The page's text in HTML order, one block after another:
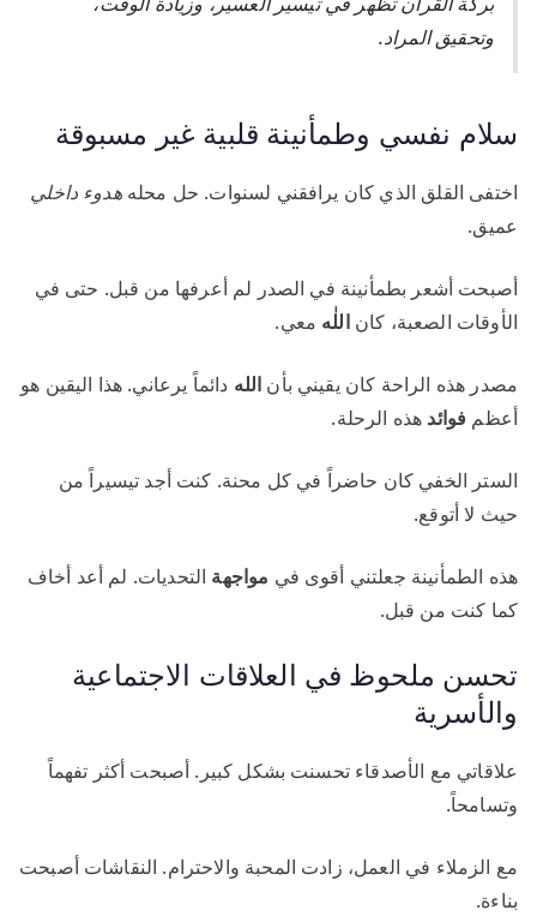
وتحقيق المراد.
سلام نفسي وطمأنينة قلبية غير مسبوقة
اختفى القلق الذي كان يرافقني لسنوات. حل محلههدوء داخلي
عميق.
أصبحت أشعر بطمأنينة في الصدر لم أعرفها من قبل. حتى في
الأوقات الصعبة، كاناللٰه معي.
مصدر هذه الراحة كان يقيني بأن الله دائماً يرعاني. هذا اليقين هو
أعظم فوائد هذه الرحلة.
الستر الخفي كان حاضراً في كل محنة. كنت أجد تيسيراً من
حيث لا أتوقع.
هذه الطمأنينة جعلتني أقوى في مواجهة التحديات. لم أعد أخاف
كما كنت من قبل.
تحسن ملحوظ في العلاقات الاجتماعية
والأسرية
علاقاتي مع الأصدقاء تحسنت بشكل كبير. أصبحت أكثر تفهماً
وتسامحاً.
مع الزملاء في العمل، زادت المحبة والاحترام. النقاشات أصبحت
بناءة.